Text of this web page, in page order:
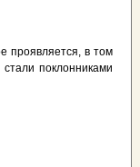
проявляется, в том
поклонниками